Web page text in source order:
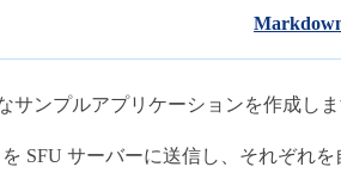
Python SDK
Webhook
AI Noise Canceller
サンプルアプリケーションを作成しま
SFU サーバーに送信し、それぞれを